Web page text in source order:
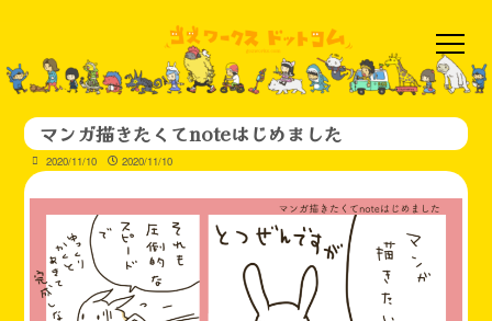
マンガ描きたくてnoteはじめました
2020/11/10 2020/11/10